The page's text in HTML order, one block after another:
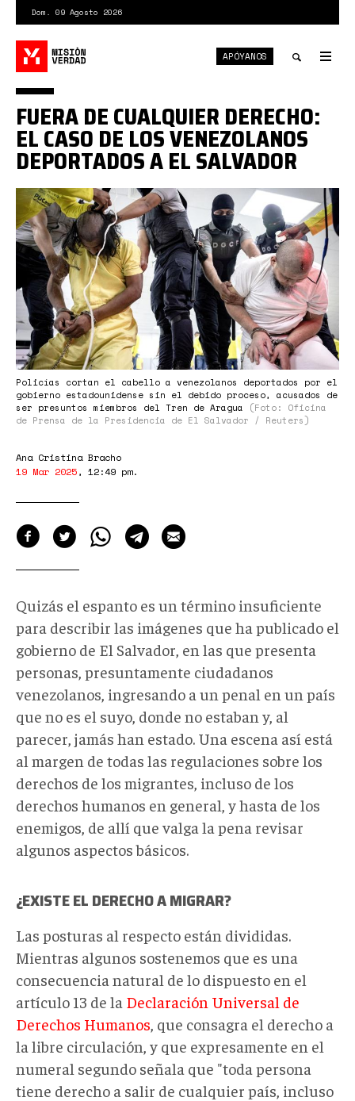
contenido
principal
Dom. 09 Agosto 2026
search
APÓYANOS
skynews-
el-
salvador-
prision.jpg
Policías cortan el cabello a venezolanos deportados por el
gobierno estadounidense sin el debido proceso, acusados de
ser presuntos miembros del Tren de Aragua
(Foto: Oficina
de Prensa de la Presidencia de El Salvador / Reuters)
FUERA DE CUALQUIER DERECHO:
EL CASO DE LOS VENEZOLANOS
DEPORTADOS A EL SALVADOR
Ana Cristina Bracho
19 Mar 2025, 12:49 pm.
Quizás el espanto es un término insuficiente
para describir las imágenes que ha publicado el
gobierno de El Salvador, en las que presenta
personas, presuntamente ciudadanos
venezolanos, ingresando a un penal en un país
que no es el suyo, donde no estaban y, al
parecer, jamás han estado. Una escena así está
al margen de todas las regulaciones sobre los
derechos de los migrantes, incluso de los
derechos humanos en general, y hasta de los
enemigos, de allí que valga la pena revisar
algunos aspectos básicos.
¿EXISTE EL DERECHO A MIGRAR?
Las posturas al respecto están divididas.
Mientras algunos sostenemos que es una
consecuencia natural de lo dispuesto en el
artículo 13 de la Declaración Universal de
Derechos Humanos , que consagra el derecho a
la libre circulación, y que expresamente en el
numeral segundo señala que "toda persona
tiene derecho a salir de cualquier país, incluso